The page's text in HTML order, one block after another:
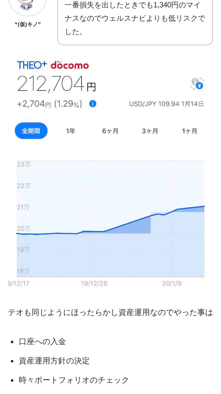
“(仮)キノ”
一番損失を出したときでも1,340円のマイ
ナスなのでウェルスナビよりも低リスクで
した。
テオも同じようにほったらかし資産運用なのでやった事は
口座への入金
資産運用方針の決定
時々ポートフォリオのチェック